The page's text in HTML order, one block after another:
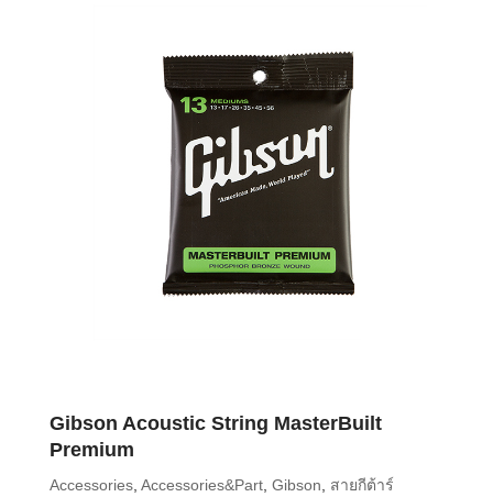
Gibson Acoustic String MasterBuilt
Premium
Accessories, Accessories&Part, Gibson, สายกีต้าร์